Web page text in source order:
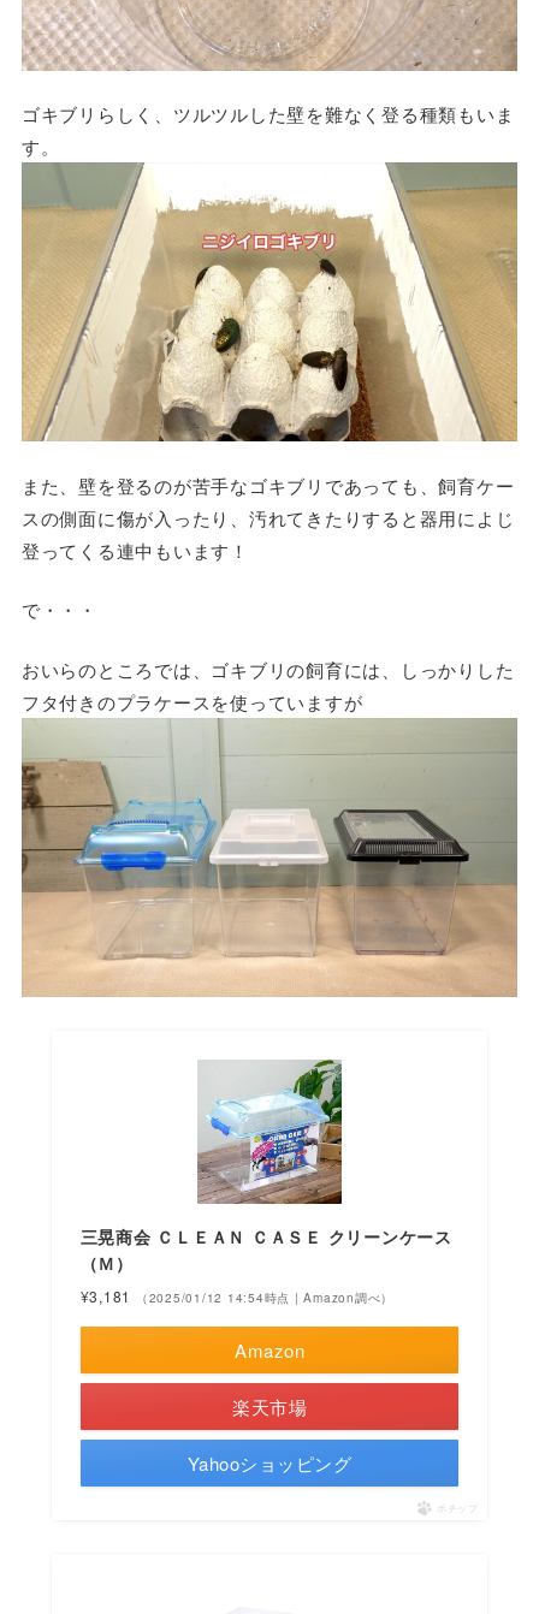
ゴキブリらしく、ツルツルした壁を難なく登る種類もいま
す。
また、壁を登るのが苦手なゴキブリであっても、飼育ケー
スの側面に傷が入ったり、汚れてきたりすると器用によじ
登ってくる連中もいます！
で・・・
おいらのところでは、ゴキブリの飼育には、しっかりした
フタ付きのプラケースを使っていますが
三晃商会 ＣＬＥＡＮ ＣＡＳＥ クリーンケース
（Ｍ）
¥3,181 （2025/01/12 14:54時点 | Amazon調べ）
Amazon
楽天市場
Yahooショッピング
ポチップ